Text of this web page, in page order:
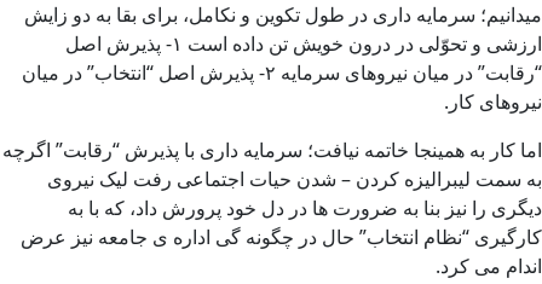
میدانیم؛ سرمایه داری در طول تکوین و نکامل، برای بقا به دو زایش
ارزشی و تحوّلی در درون خویش تن داده است ۱- پذیرش اصل
“رقابت” در میان نیروهای سرمایه ۲- پذیرش اصل “انتخاب” در میان
نیروهای کار.
اما کار به همینجا خاتمه نیافت؛ سرمایه داری با پذیرش “رقابت” اگرچه
به سمت لیبرالیزه کردن – شدن حیات اجتماعی رفت لیک نیروی
دیگری را نیز بنا به ضرورت ها در دل خود پرورش داد، که با به
کارگیری “نظام انتخاب” حال در چگونه گی اداره ی جامعه نیز عرض
اندام می کرد.